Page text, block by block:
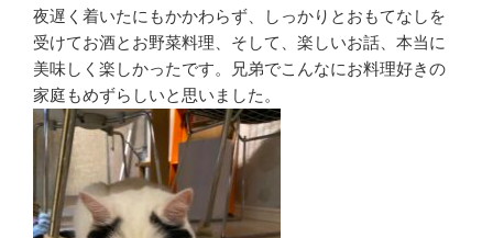
夜遅く着いたにもかかわらず、しっかりとおもてなしを
受けてお酒とお野菜料理、そして、楽しいお話、本当に
美味しく楽しかったです。兄弟でこんなにお料理好きの
家庭もめずらしいと思いました。